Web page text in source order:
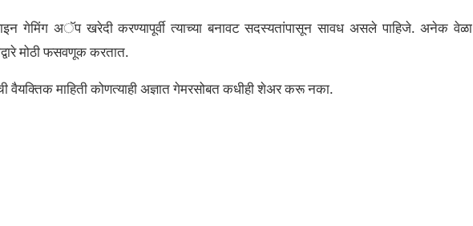
गेमिंग अॅप खरेदी करण्यापूर्वी त्याच्या बनावट सदस्यतांपासून सावध असले पाहिजे. अनेक वेळा
मोठी फसवणूक करतात.
माहिती कोणत्याही अज्ञात गेमरसोबत कधीही शेअर करू नका.